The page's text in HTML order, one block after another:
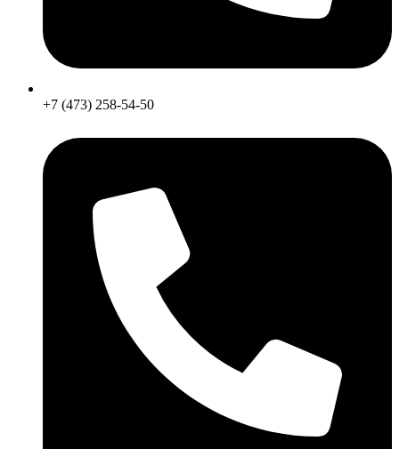
+7 (473) 258-54-50